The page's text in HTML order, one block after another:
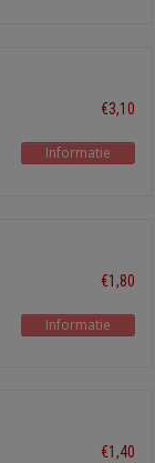
€3,10
Informatie
€1,80
Informatie
€1,40